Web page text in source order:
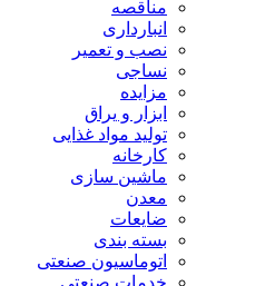
مناقصه
انبارداری
نصب و تعمیر
نساجی
مزایده
ابزار و یراق
تولید مواد غذایی
کارخانه
ماشین سازی
معدن
ضایعات
بسته بندی
اتوماسیون صنعتی